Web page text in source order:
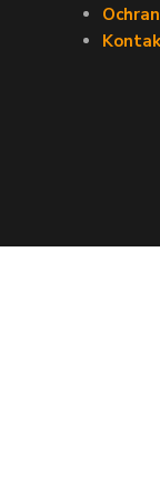
Copyright ©